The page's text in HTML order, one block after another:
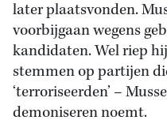
later plaatsvonden.
voorbijgaan wegens
kandidaten. Wel riep
stemmen op partijen
‘terroriseerden’ –
demoniseren noemt.